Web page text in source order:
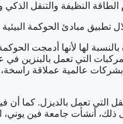
النظيفة والتنقل
تطبيق مبادئ الحوكمة
لها لأنها أدمجت
الرقم قد يبدو متواضعًا مقارنةً
التي تعمل بالديزل.
أنشأت جامعة فين يوني،